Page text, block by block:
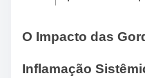
O Impacto das
Inflamação